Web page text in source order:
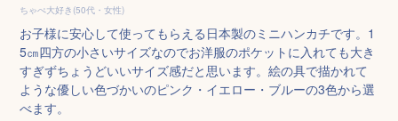
ちゃぺ大好き(50代・女性)
お子様に安心して使ってもらえる日本製のミニハンカチです。1
5㎝四方の小さいサイズなのでお洋服のポケットに入れても大き
すぎずちょうどいいサイズ感だと思います。絵の具で描かれて
ような優しい色づかいのピンク・イエロー・ブルーの3色から選
べます。